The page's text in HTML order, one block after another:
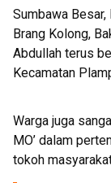
Sumbawa
Brang Kolong,
Abdullah terus
Kecamatan
Warga juga
MO’ dalam
tokoh